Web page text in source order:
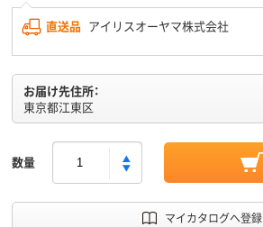
直送品 アイリスオーヤマ株式会社
お届け先住所：
東京都江東区
数量
マイカタログへ登録